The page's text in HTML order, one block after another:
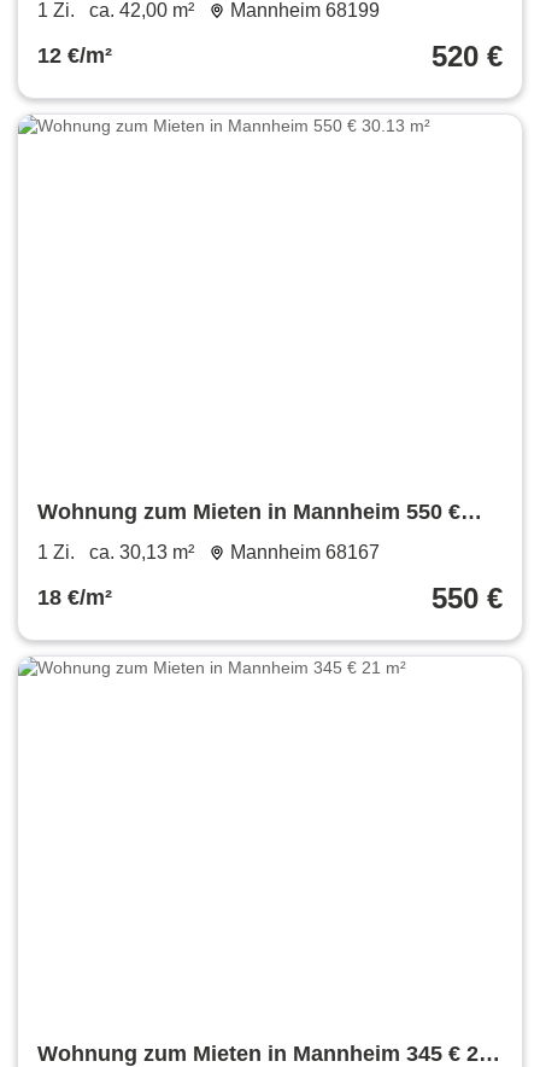
1 Zi. ca. 42,00 m² Mannheim 68199
12 €/m² 520 €
Wohnung zum Mieten in Mannheim 550 €
30.13 m²
1 Zi. ca. 30,13 m² Mannheim 68167
18 €/m² 550 €
Wohnung zum Mieten in Mannheim 345 € 21